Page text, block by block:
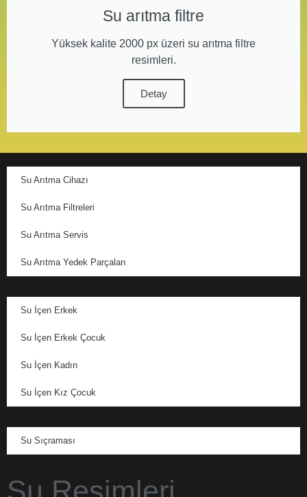
Su arıtma filtre
Yüksek kalite 2000 px üzeri su arıtma filtre
resimleri.
Detay
Su Arıtma Cihazı
Su Arıtma Filtreleri
Su Arıtma Servis
Su Arıtma Yedek Parçaları
Su İçen Erkek
Su İçen Erkek Çocuk
Su İçen Kadın
Su İçen Kız Çocuk
Su Sıçraması